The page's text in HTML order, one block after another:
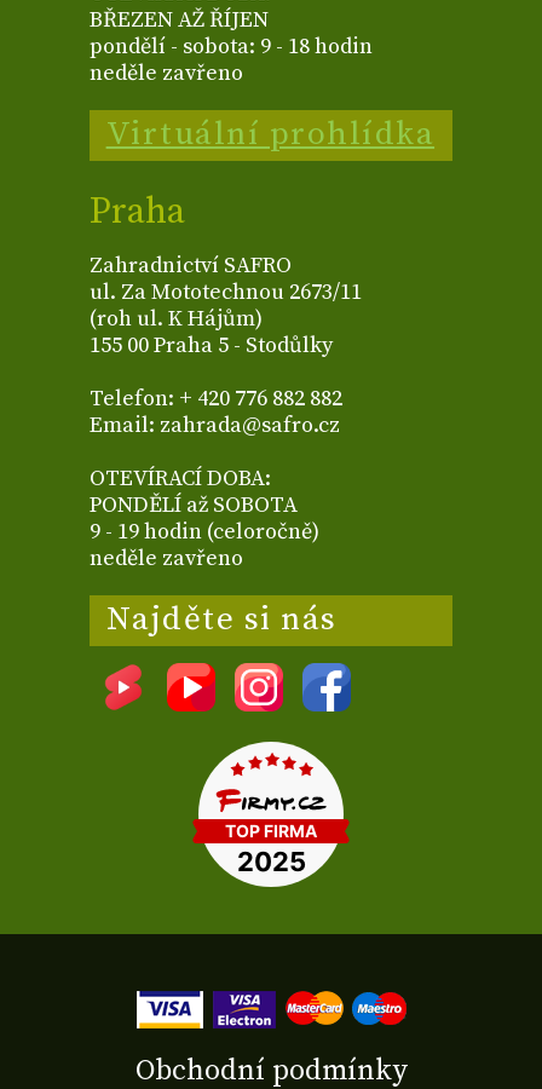
BŘEZEN AŽ ŘÍJEN
pondělí - sobota: 9 - 18 hodin
neděle zavřeno
Virtuální prohlídka
Praha
Zahradnictví SAFRO
ul. Za Mototechnou 2673/11
(roh ul. K Hájům)
155 00 Praha 5 - Stodůlky
Telefon: + 420 776 882 882
Email: zahrada@safro.cz
OTEVÍRACÍ DOBA:
PONDĚLÍ až SOBOTA
9 - 19 hodin (celoročně)
neděle zavřeno
Najděte si nás
Obchodní podmínky